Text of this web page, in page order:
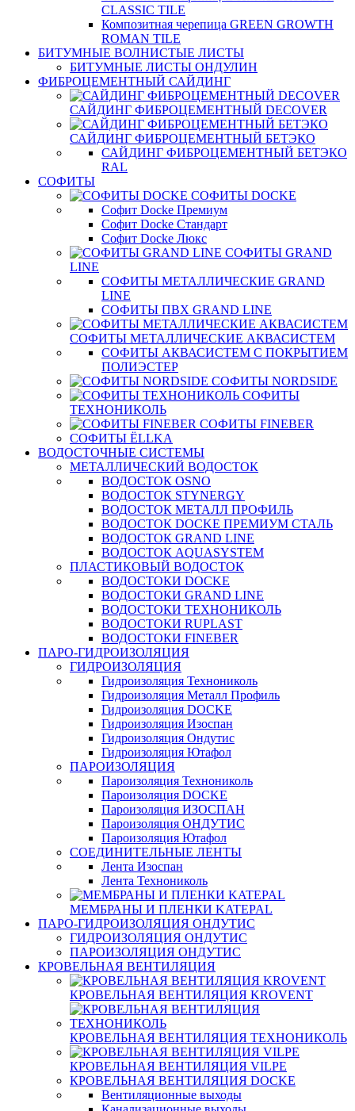
CLASSIC TILE
Композитная черепица GREEN GROWTH
ROMAN TILE
БИТУМНЫЕ ВОЛНИСТЫЕ ЛИСТЫ
БИТУМНЫЕ ЛИСТЫ ОНДУЛИН
ФИБРОЦЕМЕНТНЫЙ САЙДИНГ
САЙДИНГ ФИБРОЦЕМЕНТНЫЙ DECOVER
САЙДИНГ ФИБРОЦЕМЕНТНЫЙ БЕТЭКО
САЙДИНГ ФИБРОЦЕМЕНТНЫЙ БЕТЭКО
RAL
СОФИТЫ
СОФИТЫ DOCKE
Софит Docke Премиум
Софит Docke Стандарт
Софит Docke Люкс
СОФИТЫ GRAND
LINE
СОФИТЫ МЕТАЛЛИЧЕСКИЕ GRAND
LINE
СОФИТЫ ПВХ GRAND LINE
СОФИТЫ МЕТАЛЛИЧЕСКИЕ АКВАСИСТЕМ
СОФИТЫ АКВАСИСТЕМ С ПОКРЫТИЕМ
ПОЛИЭСТЕР
СОФИТЫ NORDSIDE
СОФИТЫ
ТЕХНОНИКОЛЬ
СОФИТЫ FINEBER
СОФИТЫ ЁLLKA
ВОДОСТОЧНЫЕ СИСТЕМЫ
МЕТАЛЛИЧЕСКИЙ ВОДОСТОК
ВОДОСТОК OSNO
ВОДОСТОК STYNERGY
ВОДОСТОК МЕТАЛЛ ПРОФИЛЬ
ВОДОСТОК DOCKE ПРЕМИУМ СТАЛЬ
ВОДОСТОК GRAND LINE
ВОДОСТОК AQUASYSTEM
ПЛАСТИКОВЫЙ ВОДОСТОК
ВОДОСТОКИ DOCKE
ВОДОСТОКИ GRAND LINE
ВОДОСТОКИ ТЕХНОНИКОЛЬ
ВОДОСТОКИ RUPLAST
ВОДОСТОКИ FINEBER
ПАРО-ГИДРОИЗОЛЯЦИЯ
ГИДРОИЗОЛЯЦИЯ
Гидроизоляция Технониколь
Гидроизоляция Металл Профиль
Гидроизоляция DOCKE
Гидроизоляция Изоспан
Гидроизоляция Ондутис
Гидроизоляция Ютафол
ПАРОИЗОЛЯЦИЯ
Пароизоляция Технониколь
Пароизоляция DOCKE
Пароизоляция ИЗОСПАН
Пароизоляция ОНДУТИС
Пароизоляция Ютафол
СОЕДИНИТЕЛЬНЫЕ ЛЕНТЫ
Лента Изоспан
Лента Технониколь
МЕМБРАНЫ И ПЛЕНКИ KATEPAL
ПАРО-ГИДРОИЗОЛЯЦИЯ ОНДУТИС
ГИДРОИЗОЛЯЦИЯ ОНДУТИС
ПАРОИЗОЛЯЦИЯ ОНДУТИС
КРОВЕЛЬНАЯ ВЕНТИЛЯЦИЯ
КРОВЕЛЬНАЯ ВЕНТИЛЯЦИЯ KROVENT
КРОВЕЛЬНАЯ ВЕНТИЛЯЦИЯ ТЕХНОНИКОЛЬ
КРОВЕЛЬНАЯ ВЕНТИЛЯЦИЯ VILPE
КРОВЕЛЬНАЯ ВЕНТИЛЯЦИЯ DOCKE
Вентиляционные выходы